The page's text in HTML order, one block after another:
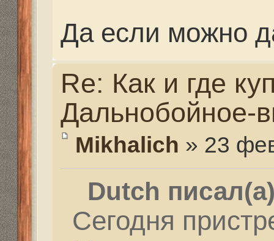
головка болта в
поражена. Будем
пойдём дальше по
отталкиваться от
полученных при
А вначале очень не
может быть и три
одно место. Голову